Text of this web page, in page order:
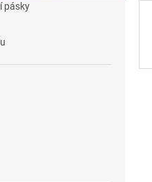
pásky